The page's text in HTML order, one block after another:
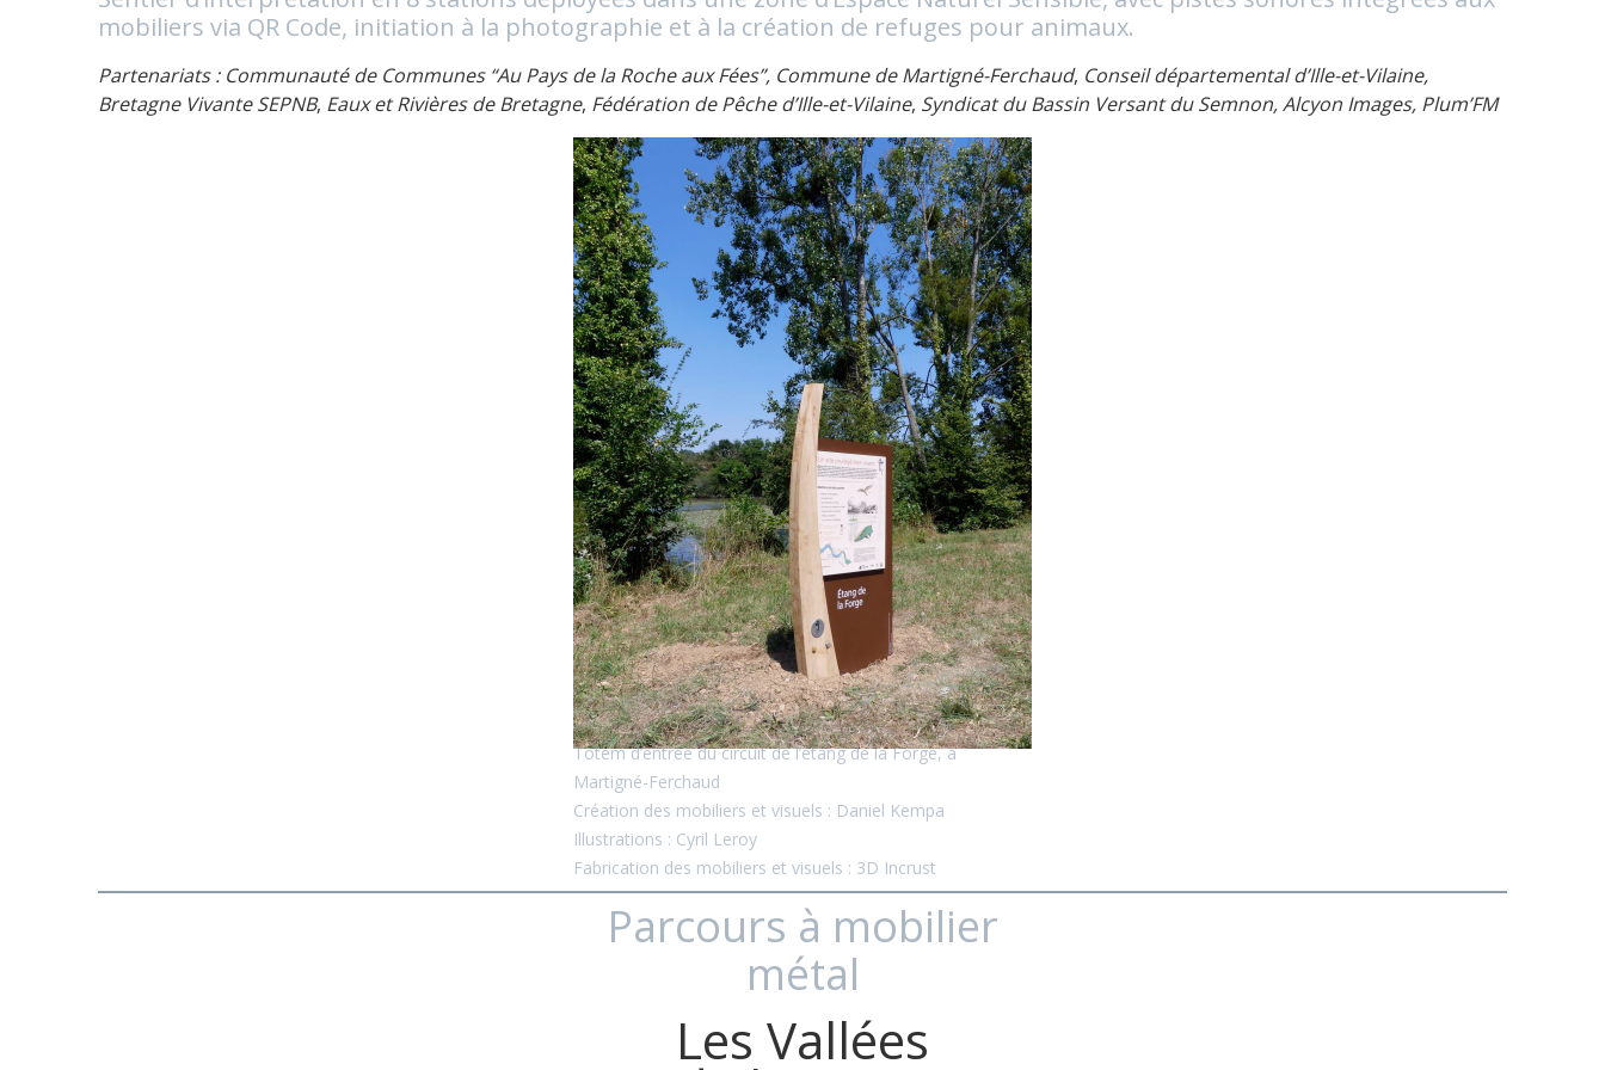
mobiliers via QR Code, initiation à la photographie et à la création de refuges pour animaux.
Partenariats : Communauté de Communes “Au Pays de la Roche aux Fées”, Commune de Martigné-Ferchaud, Conseil départemental d’Ille-et-Vilaine,
Bretagne Vivante SEPNB, Eaux et Rivières de Bretagne, Fédération de Pêche d’Ille-et-Vilaine, Syndicat du Bassin Versant du Semnon, Alcyon Images, Plum’FM
Totem d’entrée du circuit de l’étang de la Forge, à
Martigné-Ferchaud
Création des mobiliers et visuels : Daniel Kempa
Illustrations : Cyril Leroy
Fabrication des mobiliers et visuels : 3D Incrust
Parcours à mobilier
métal
Les Vallées